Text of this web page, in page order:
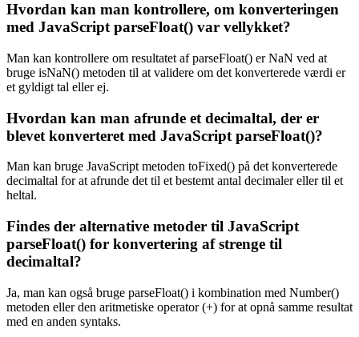
Hvordan kan man kontrollere, om konverteringen
med JavaScript parseFloat() var vellykket?
Man kan kontrollere om resultatet af parseFloat() er NaN ved at
bruge isNaN() metoden til at validere om det konverterede værdi er
et gyldigt tal eller ej.
Hvordan kan man afrunde et decimaltal, der er
blevet konverteret med JavaScript parseFloat()?
Man kan bruge JavaScript metoden toFixed() på det konverterede
decimaltal for at afrunde det til et bestemt antal decimaler eller til et
heltal.
Findes der alternative metoder til JavaScript
parseFloat() for konvertering af strenge til
decimaltal?
Ja, man kan også bruge parseFloat() i kombination med Number()
metoden eller den aritmetiske operator (+) for at opnå samme resultat
med en anden syntaks.